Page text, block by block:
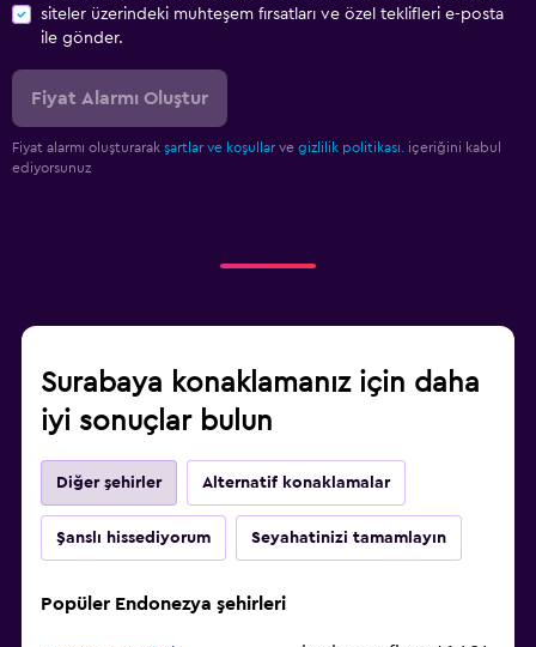
siteler üzerindeki muhteşem fırsatları ve özel teklifleri e-posta
ile gönder.
Fiyat Alarmı Oluştur
Fiyat alarmı oluşturarak şartlar ve koşullar ve gizlilik politikası.
içeriğini kabul
ediyorsunuz
Surabaya konaklamanız için daha
iyi sonuçlar bulun
Diğer şehirler Alternatif konaklamalar
Şanslı hissediyorum Seyahatinizi tamamlayın
Popüler Endonezya şehirleri